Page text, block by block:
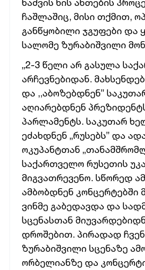
ნაძვის ხის ანთების
ჩაშლაშიც, მისი თქმით,
განწყობილი ჯგუფები და
სალომე ზურაბიშვილი
„2-3 წელი არ გასულა
არჩევნებიდან.
და ,,აბოზებდნენ”
აღიარებდნენ
პარლამენტს. საკუთარ
ეძახდნენ „რუსებს” და
ოკუპანტთან
საქართველო რუსეთის
მიგვათრევენო. სწორედ
ამბობდნენ კონცერტებში
ვინმე გაბედავდა და
სცენასთან
დროშებით. პირადად
ზურაბიშვილი სცენაზე
ორბელიანზე და